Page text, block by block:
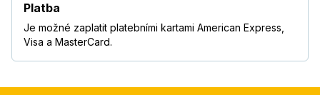
Platba
Je možné zaplatit platebními kartami American Express,
Visa a MasterCard.